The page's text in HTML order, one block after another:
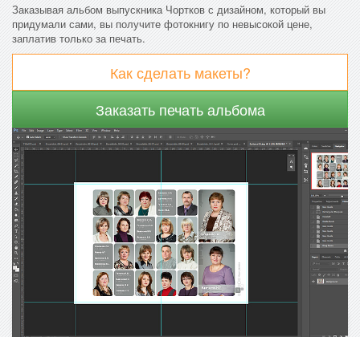
Заказывая альбом выпускника Чортков с дизайном, который вы
придумали сами, вы получите фотокнигу по невысокой цене,
заплатив только за печать.
Как сделать макеты?
Заказать печать альбома